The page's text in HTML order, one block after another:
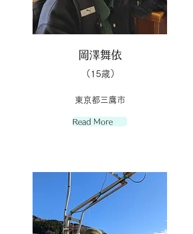
岡澤舞依
（15歳）
東京都三鷹市
Read More